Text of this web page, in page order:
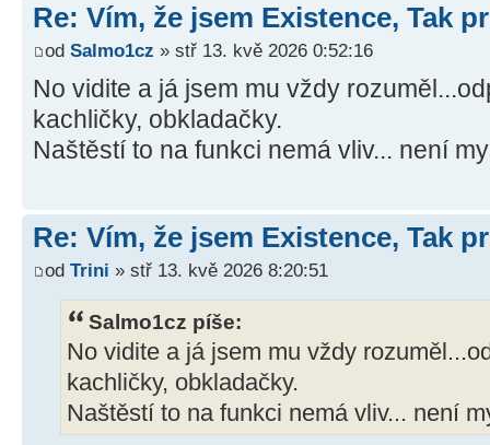
Re: Vím, že jsem Existence, Tak
od Salmo1cz » stř 13. kvě 2026 0:52:16
No vidite a já jsem mu vždy
kachličky, obkladačky.
Naštěstí to na funkci nemá vliv... není
Re: Vím, že jsem Existence, Tak
od Trini » stř 13. kvě 2026 8:20:51
Salmo1cz píše:
No vidite a já jsem mu vždy
kachličky, obkladačky.
Naštěstí to na funkci nemá vliv... není